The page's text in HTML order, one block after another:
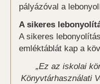
pályázóval a
A sikeres
A sikeres
emléktáblát kap a
„Ez az iskolai
Könyvtárhasználati